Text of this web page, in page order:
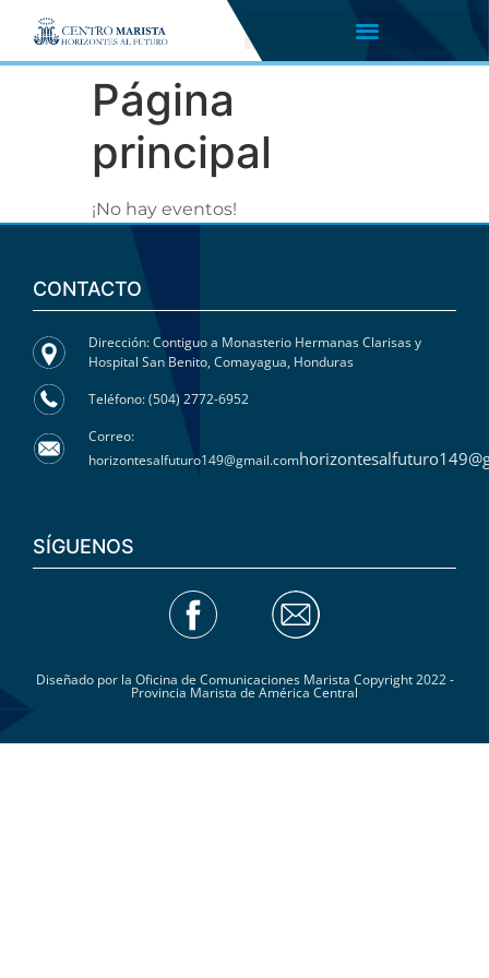
Página
principal
¡No hay eventos!
CONTACTO
Dirección: Contiguo a Monasterio Hermanas Clarisas y
Hospital San Benito, Comayagua, Honduras
Teléfono: (504) 2772-6952
Correo:
horizontesalfuturo149@gmail.com
SÍGUENOS
Diseñado por la Oficina de Comunicaciones Marista Copyright 2022 -
Provincia Marista de América Central